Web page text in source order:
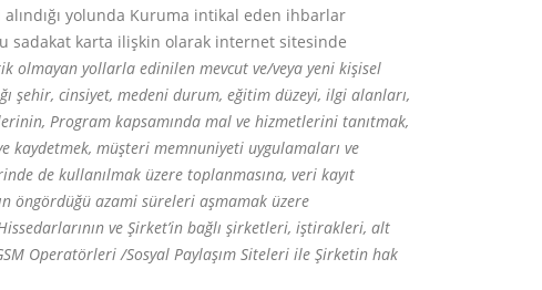
alındığı yolunda Kuruma intikal eden ihbarlar
sadakat karta ilişkin olarak internet sitesinde
olmayan yollarla edinilen mevcut ve/veya yeni kişisel
şehir, cinsiyet, medeni durum, eğitim düzeyi, ilgi alanları,
Program kapsamında mal ve hizmetlerini tanıtmak,
müşteri memnuniyeti uygulamaları ve
de kullanılmak üzere toplanmasına, veri kayıt
öngördüğü azami süreleri aşmamak üzere
ve Şirket’in bağlı şirketleri, iştirakleri, alt
Operatörleri /Sosyal Paylaşım Siteleri ile Şirketin hak